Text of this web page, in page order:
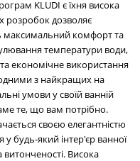
KLUDI є їхня висока
розробок дозволяє
максимальний комфорт та
температури води,
економічне використання
з найкращих на
умови у своїй ванній
те, що вам потрібно.
своєю елегантністю
будь-який інтер'єр ванної
Висока